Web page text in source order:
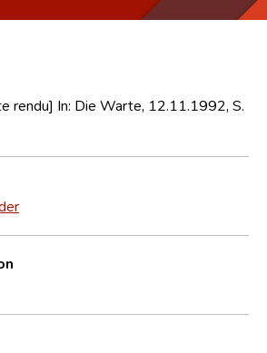
rendu] In: Die Warte, 12.11.1992, S.